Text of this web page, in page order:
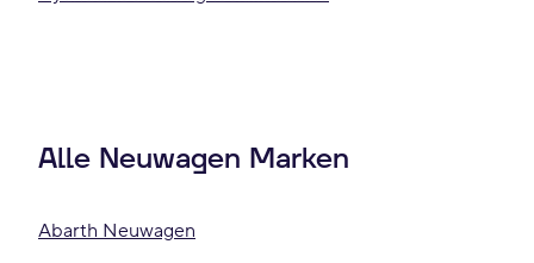
Alle Neuwagen Marken
Abarth Neuwagen